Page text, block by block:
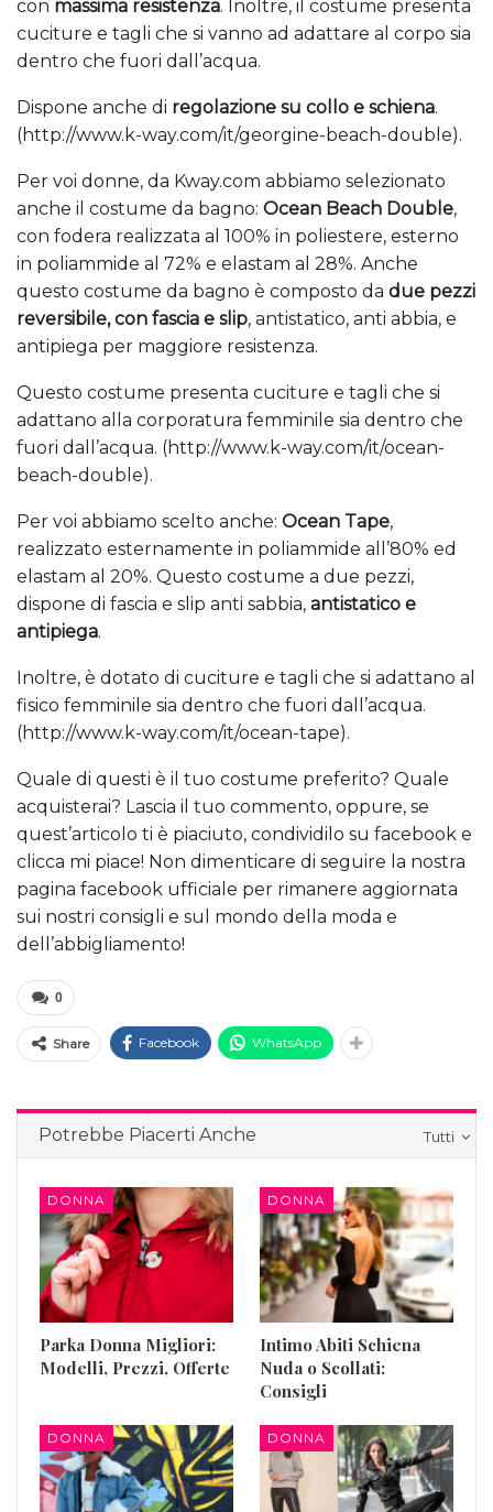
con massima resistenza. Inoltre, il costume presenta
cuciture e tagli che si vanno ad adattare al corpo sia
dentro che fuori dall’acqua.
Dispone anche di regolazione su collo e schiena.
(http://www.k-way.com/it/georgine-beach-double).
Per voi donne, da Kway.com abbiamo selezionato
anche il costume da bagno: Ocean Beach Double,
con fodera realizzata al 100% in poliestere, esterno
in poliammide al 72% e elastam al 28%. Anche
questo costume da bagno è composto da due pezzi
reversibile, con fascia e slip, antistatico, anti abbia, e
antipiega per maggiore resistenza.
Questo costume presenta cuciture e tagli che si
adattano alla corporatura femminile sia dentro che
fuori dall’acqua. (http://www.k-way.com/it/ocean-
beach-double).
Per voi abbiamo scelto anche: Ocean Tape,
realizzato esternamente in poliammide all’80% ed
elastam al 20%. Questo costume a due pezzi,
dispone di fascia e slip anti sabbia, antistatico e
antipiega.
Inoltre, è dotato di cuciture e tagli che si adattano al
fisico femminile sia dentro che fuori dall’acqua.
(http://www.k-way.com/it/ocean-tape).
Quale di questi è il tuo costume preferito? Quale
acquisterai? Lascia il tuo commento, oppure, se
quest’articolo ti è piaciuto, condividilo su facebook e
clicca mi piace! Non dimenticare di seguire la nostra
pagina facebook ufficiale per rimanere aggiornata
sui nostri consigli e sul mondo della moda e
dell’abbigliamento!
0
Share Facebook WhatsApp
Tutti
Potrebbe Piacerti Anche
DONNA
Parka Donna Migliori:
Modelli, Prezzi, Offerte
DONNA
Intimo Abiti Schiena
Nuda o Scollati:
Consigli
DONNA DONNA